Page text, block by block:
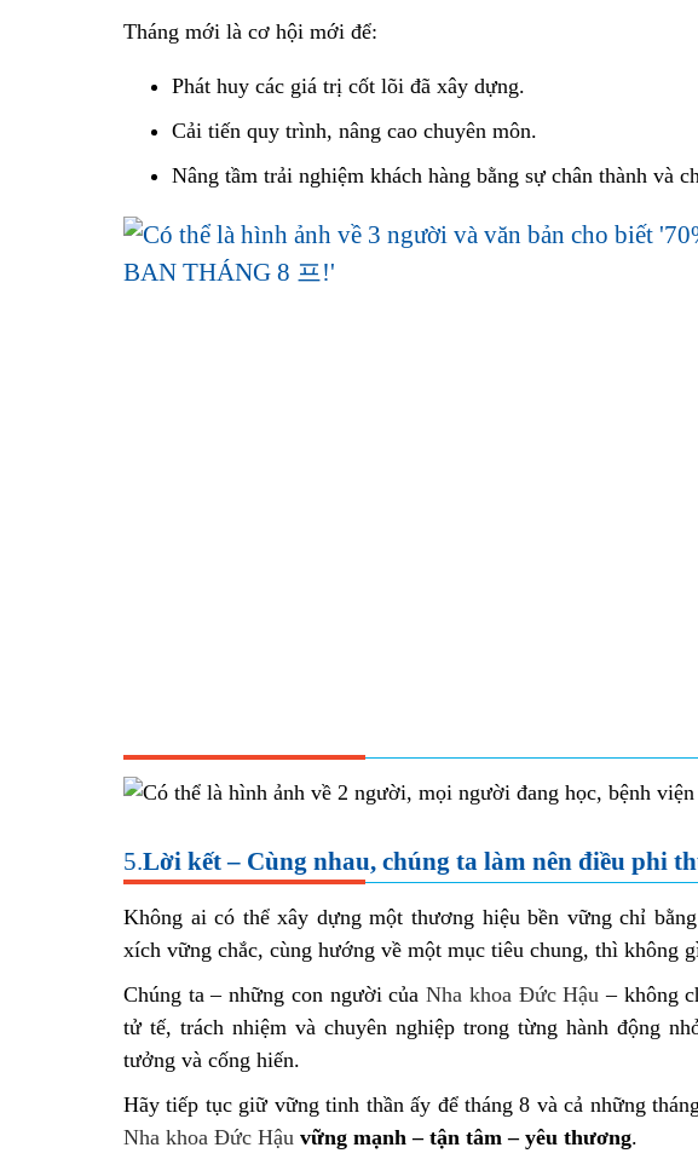
Tháng mới là cơ hội mới để:
Phát huy các giá trị cốt lõi đã xây dựng.
Cải tiến quy trình, nâng cao chuyên môn.
Nâng tầm trải nghiệm khách hàng bằng sự chân thành và
5.Lời kết – Cùng nhau, chúng ta làm nên điều phi
Không ai có thể xây dựng một thương hiệu bền vững chỉ
xích vững chắc, cùng hướng về một mục tiêu chung, thì không
Chúng ta – những con người của Nha khoa Đức Hậu – không
tử tế, trách nhiệm và chuyên nghiệp trong từng hành động
tưởng và cống hiến.
Hãy tiếp tục giữ vững tinh thần ấy để tháng 8 và cả những
Nha khoa Đức Hậu vững mạnh – tận tâm – yêu thương.